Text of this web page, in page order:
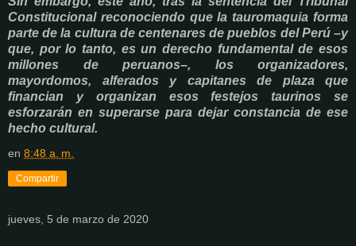
Constitucional reconociendo que la tauromaquia forma
parte de la cultura de centenares de pueblos del Perú –y
que, por lo tanto, es un derecho fundamental de esos
millones de peruanos–, los organizadores,
mayordomos, alferados y capitanes de plaza que
financian y organizan esos festejos taurinos se
esforzarán en superarse para dejar constancia de ese
hecho cultural.
en 8:48 a. m.
Compartir
jueves, 5 de marzo de 2020